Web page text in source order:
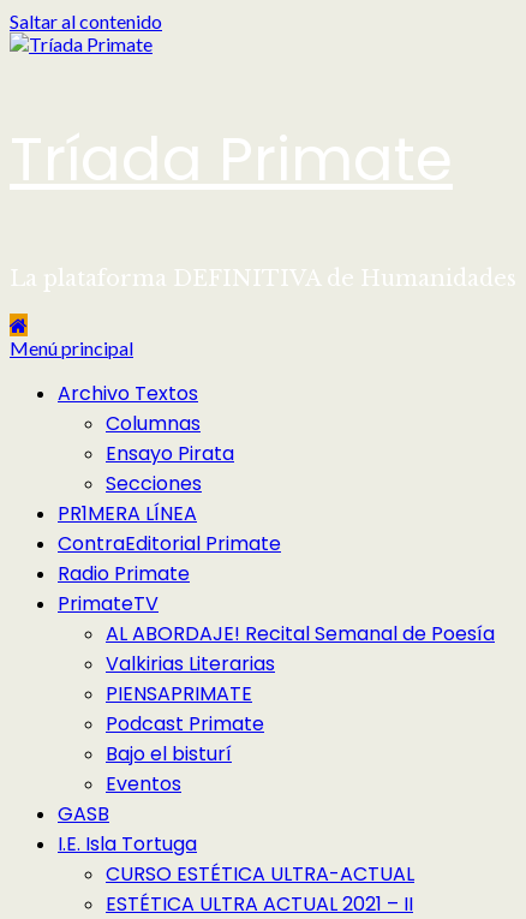
Saltar al contenido
Tríada Primate
La plataforma DEFINITIVA de Humanidades
Menú principal
Archivo Textos
Columnas
Ensayo Pirata
Secciones
PR1MERA LÍNEA
ContraEditorial Primate
Radio Primate
PrimateTV
AL ABORDAJE! Recital Semanal de Poesía
Valkirias Literarias
PIENSAPRIMATE
Podcast Primate
Bajo el bisturí
Eventos
GASB
I.E. Isla Tortuga
CURSO ESTÉTICA ULTRA-ACTUAL
ESTÉTICA ULTRA ACTUAL 2021 – II